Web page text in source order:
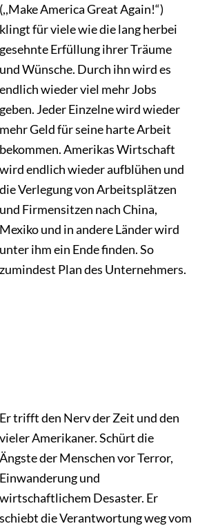
(,,Make America Great Again!“)
klingt für viele wie die lang herbei
gesehnte Erfüllung ihrer Träume
und Wünsche. Durch ihn wird es
endlich wieder viel mehr Jobs
geben. Jeder Einzelne wird wieder
mehr Geld für seine harte Arbeit
bekommen. Amerikas Wirtschaft
wird endlich wieder aufblühen und
die Verlegung von Arbeitsplätzen
und Firmensitzen nach China,
Mexiko und in andere Länder wird
unter ihm ein Ende finden. So
zumindest Plan des Unternehmers.
Er trifft den Nerv der Zeit und den
vieler Amerikaner. Schürt die
Ängste der Menschen vor Terror,
Einwanderung und
wirtschaftlichem Desaster. Er
schiebt die Verantwortung weg vom